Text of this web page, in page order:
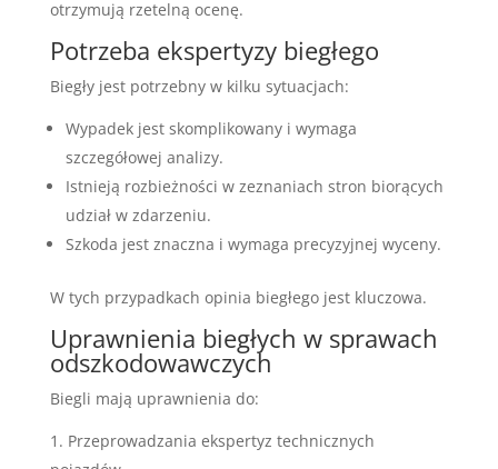
otrzymują rzetelną ocenę.
Potrzeba ekspertyzy biegłego
Biegły jest potrzebny w kilku sytuacjach:
Wypadek jest skomplikowany i wymaga
szczegółowej analizy.
Istnieją rozbieżności w zeznaniach stron biorących
udział w zdarzeniu.
Szkoda jest znaczna i wymaga precyzyjnej wyceny.
W tych przypadkach opinia biegłego jest kluczowa.
Uprawnienia biegłych w sprawach
odszkodowawczych
Biegli mają uprawnienia do:
Przeprowadzania ekspertyz technicznych